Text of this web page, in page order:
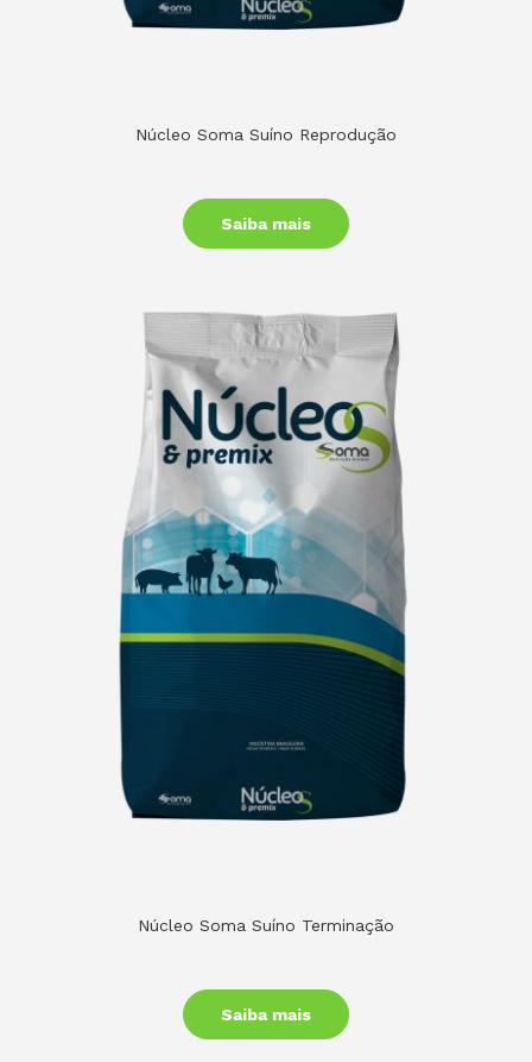
Núcleo Soma Suíno Reprodução
Saiba mais
Núcleo Soma Suíno Terminação
Saiba mais